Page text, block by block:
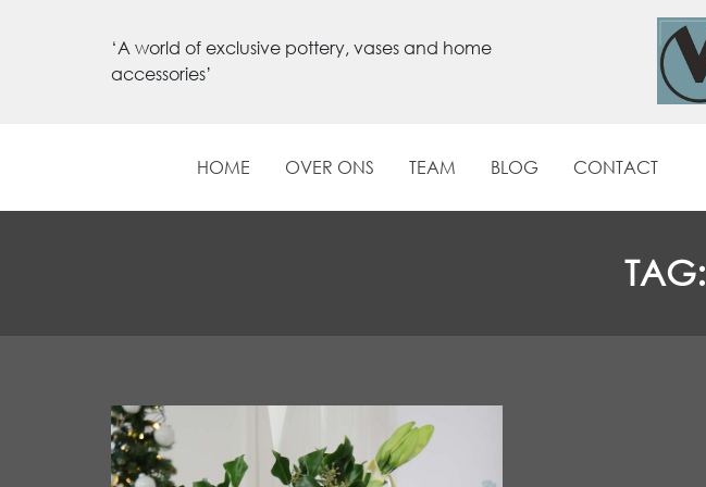
‘A world of exclusive pottery, vases and home
accessories’
HOME OVER ONS TEAM BLOG CONTACT
TAG: